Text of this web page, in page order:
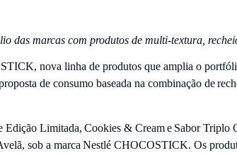
das marcas com produtos de multi-textura,
nova linha de produtos que amplia o
de consumo baseada na combinação de
Edição Limitada, Cookies & Cream e Sabor Triplo
sob a marca Nestlé CHOCOSTICK. Os